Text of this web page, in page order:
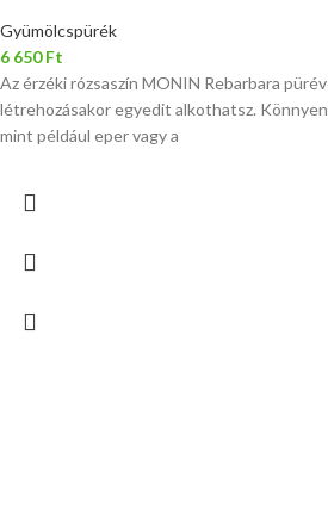
Gyümölcspürék
6 650Ft
Az érzéki rózsaszín MONIN Rebarbara
létrehozásakor egyedit alkothatsz.
mint például eper vagy a